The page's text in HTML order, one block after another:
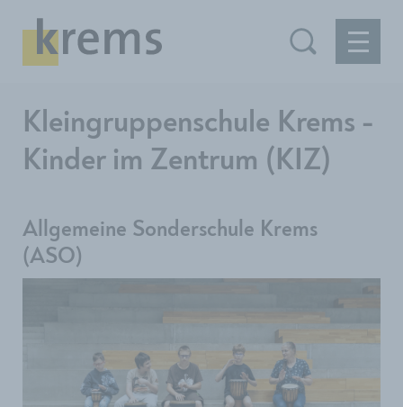
Kleingruppenschule Krems -
Kinder im Zentrum (KIZ)
Allgemeine Sonderschule Krems
(ASO)